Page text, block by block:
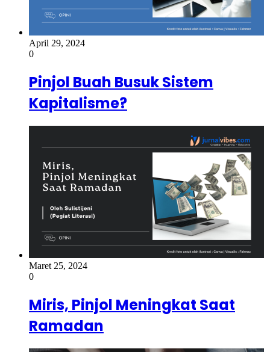
April 29, 2024
0
Pinjol Buah Busuk Sistem
Kapitalisme?
Maret 25, 2024
0
Miris, Pinjol Meningkat Saat
Ramadan